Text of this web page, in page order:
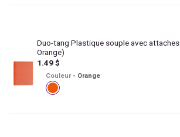
Duo-tang Plastique souple avec attaches
Orange)
1.49$
Couleur - Orange